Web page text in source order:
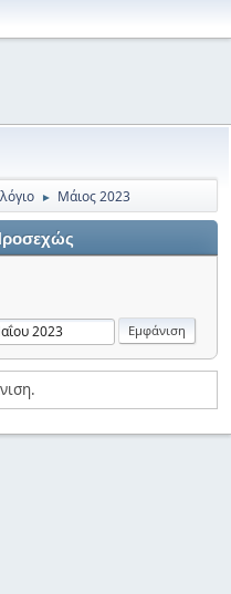
► Μάιος 2023